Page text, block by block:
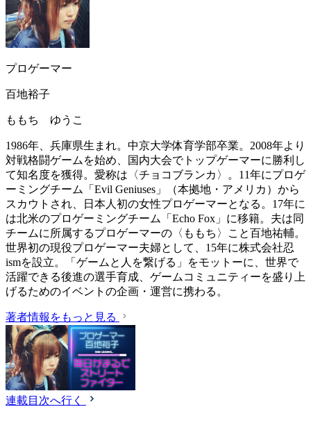
プロゲーマー
百地裕子
ももち ゆうこ
1986年、兵庫県生まれ。中京大学体育学部卒業。2008年より
対戦格闘ゲームを始め、国内大会でトップゲーマーに勝利し
て知名度を獲得。愛称は〈チョコブランカ〉。11年にプロゲ
ーミングチーム「Evil Geniuses」（本拠地・アメリカ）から
スカウトされ、日本人初の女性プロゲーマーとなる。17年に
は北米のプロゲーミングチーム「Echo Fox」に移籍。夫は同
チームに所属するプロゲーマーの〈ももち〉こと百地祐輔。
世界初の現役プロゲーマー夫婦として、15年に株式会社忍
ismを設立。「ゲームと人を繋げる」をモットーに、世界で
活躍できる後進の選手育成、ゲームコミュニティーを盛り上
げるためのイベントの企画・運営に携わる。
著者情報をもっと見る
連載目次へ行く